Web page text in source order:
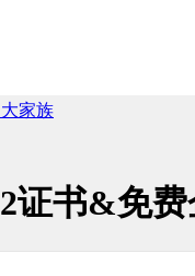
家族
证书&免